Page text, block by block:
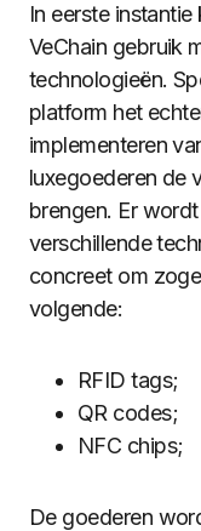
In eerste
VeChain gebruik
technologieën.
platform het
implementeren
luxegoederen de
brengen. Er
verschillende
concreet om
volgende:
RFID tags;
QR codes;
NFC chips;
De goederen